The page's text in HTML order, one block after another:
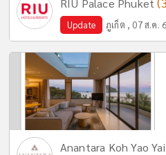
RIU Palace Phuket
Update ภูเก็ต , 07 ส.ค.
Anantara Koh Yao